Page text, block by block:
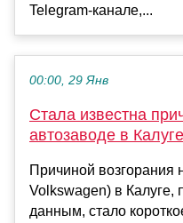
Telegram-канале,...
00:00, 29 Янв
Стала известна
автозаводе в Калуге
Причиной
Volkswagen) в Калуге,
данным, стало